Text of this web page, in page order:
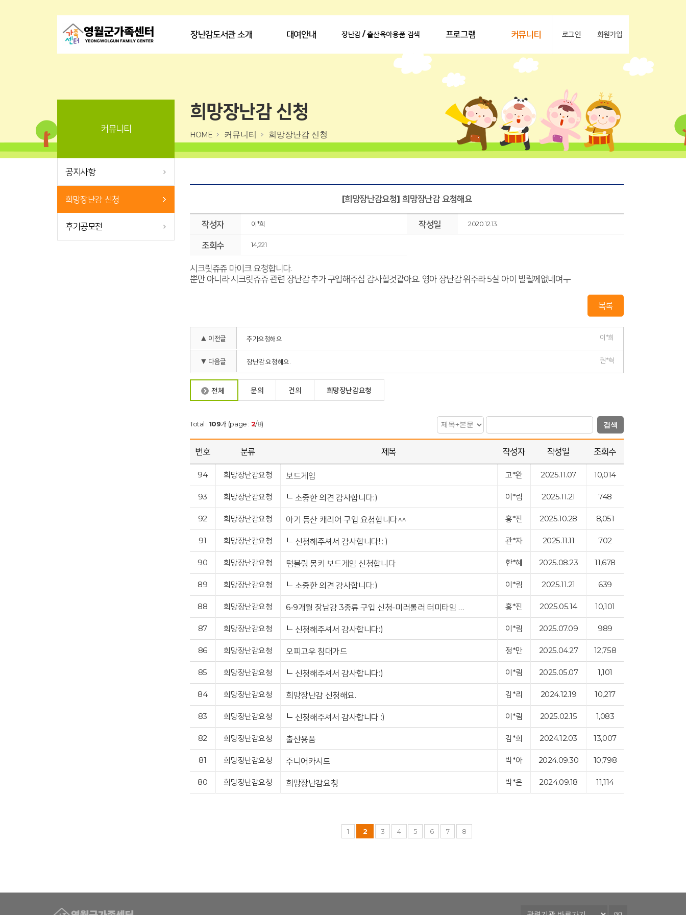
장난감도서관 소개 대여안내 장난감 / 출산육아용품 검색 프로그램 커뮤니티 로그인 회원가입
커뮤니티
공지사항
희망장난감 신청
후기공모전
희망장난감 신청
HOME 커뮤니티 희망장난감 신청
[희망장난감요청] 희망장난감 요청해요
작성자 이*희 작성일 2020.12.13.
조회수 14,221
시크릿쥬쥬 마이크 요청합니다.
뿐만 아니라 시크릿쥬쥬 관련 장난감 추가 구입해주심 감사할것같아요. 영아 장난감 위주라 5살 아이 빌릴께없네여ㅜ
목록
▲ 이전글 추가요청해요 이*희
▼ 다음글 장난감 요청해요. 권*혁
전체 문의 건의 희망장난감요청
Total : 109개 (page : 2/8) 검색
번호 분류 제목 작성자 작성일 조회수
94 희망장난감요청 보드게임 고*완 2025.11.07 10,014
93 희망장난감요청 소중한 의견 감사합니다:) 이*림 2025.11.21 748
92 희망장난감요청 아기 등산 캐리어 구입 요청합니다^^ 홍*진 2025.10.28 8,051
91 희망장난감요청 신청해주셔서 감사합니다! : ) 관*자 2025.11.11 702
90 희망장난감요청 텀블링 몽키 보드게임 신청합니다 한*혜 2025.08.23 11,678
89 희망장난감요청 소중한 의견 감사합니다:) 이*림 2025.11.21 639
88 희망장난감요청 6-9개월 장남감 3종류 구입 신청-미러롤러 터미타임 장난감, 배밀이 쿠션미타임… 홍*진 2025.05.14 10,101
87 희망장난감요청 신청해주셔서 감사합니다:) 이*림 2025.07.09 989
86 희망장난감요청 오피고우 침대가드 정*만 2025.04.27 12,758
85 희망장난감요청 신청해주셔서 감사합니다:) 이*림 2025.05.07 1,101
84 희망장난감요청 희망장난감 신청해요. 김*리 2024.12.19 10,217
83 희망장난감요청 신청해주셔서 감사합니다 :) 이*림 2025.02.15 1,083
82 희망장난감요청 출산용품 김*희 2024.12.03 13,007
81 희망장난감요청 주니어카시트 박*아 2024.09.30 10,798
80 희망장난감요청 희망장난감요청 박*은 2024.09.18 11,114
1 2 3 4 5 6 7 8